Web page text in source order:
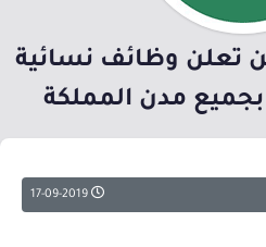
تعلن وظائف نسائية
بجميع مدن المملكة